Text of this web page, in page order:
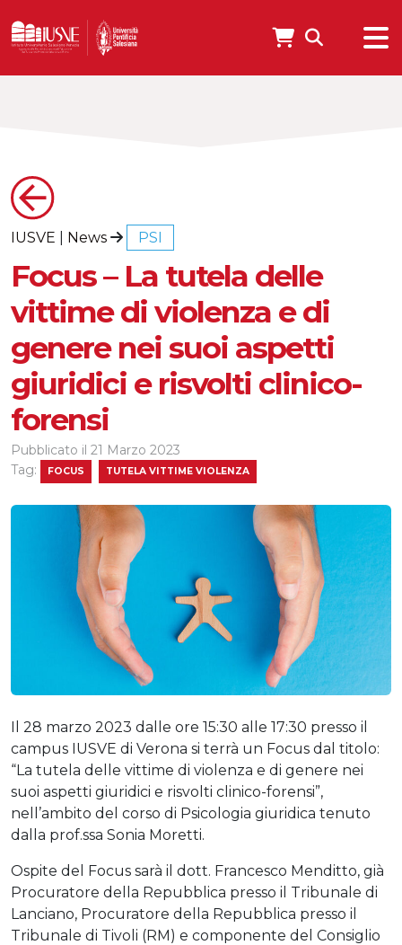
IUSVE News PSI
Focus – La tutela delle
vittime di violenza e di
genere nei suoi aspetti
giuridici e risvolti clinico-
forensi
Pubblicato il 21 Marzo 2023
Tag:
FOCUS TUTELA VITTIME VIOLENZA
Il 28 marzo 2023 dalle ore 15:30 alle 17:30 presso il
campus IUSVE di Verona si terrà un Focus dal titolo:
“La tutela delle vittime di violenza e di genere nei
suoi aspetti giuridici e risvolti clinico-forensi”,
nell’ambito del corso di Psicologia giuridica tenuto
dalla prof.ssa Sonia Moretti.
Ospite del Focus sarà il dott. Francesco Menditto, già
Procuratore della Repubblica presso il Tribunale di
Lanciano, Procuratore della Repubblica presso il
Tribunale di Tivoli (RM) e componente del Consiglio